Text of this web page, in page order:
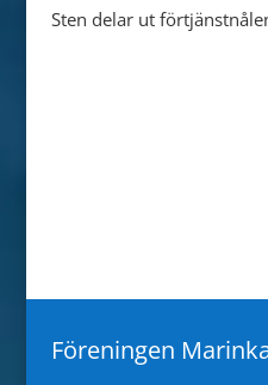
Sten delar ut
Föreningen